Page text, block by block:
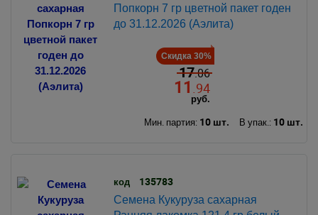
Попкорн 7 гр цветной пакет годен
до 31.12.2026 (Аэлита)
Скидка 30%
17.06
11 .94
руб.
Мин. партия: 10 шт. В упак.: 10 шт.
код 135783
Семена Кукуруза сахарная